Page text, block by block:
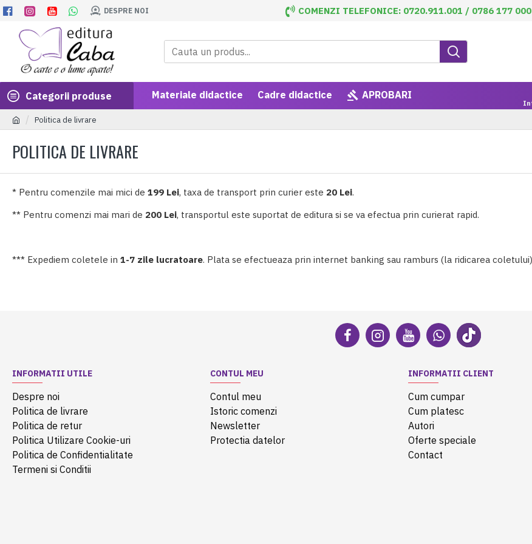
DESPRE NOI COMENZI TELEFONICE: 0720.911.001 / 0786 177 000
Categorii produse Materiale didactice Cadre didactice APROBARI
Politica de livrare
POLITICA DE LIVRARE
* Pentru comenzile mai mici de 199 Lei, taxa de transport prin curier este 20 Lei.
** Pentru comenzi mai mari de 200 Lei, transportul este suportat de editura si se va efectua prin curierat rapid.
*** Expediem coletele in 1-7 zile lucratoare. Plata se efectueaza prin internet banking sau ramburs (la ridicarea
INFORMATII UTILE
Despre noi
Politica de livrare
Politica de retur
Politica Utilizare Cookie-uri
Politica de Confidentialitate
Termeni si Conditii
CONTUL MEU
Contul meu
Istoric comenzi
Newsletter
Protectia datelor
INFORMATII CLIENT
Cum cumpar
Cum platesc
Autori
Oferte speciale
Contact